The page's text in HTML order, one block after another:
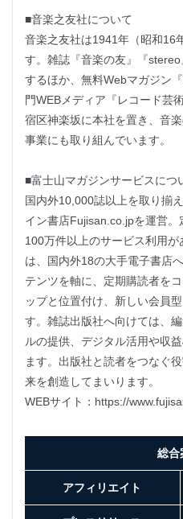
■音楽之友社について
音楽之友社は1941年（昭和16
す。雑誌『音楽の友』『
するほか、無料Webマガジン
門WEBメディア『レコード芸
宿区神楽坂に本社を置き、音
事業にも取り組んでいます。
■富士山マガジンサービスにつ
国内外10,000誌以上を取り揃
イン書店Fujisan.co.jpを運営
100万件以上のサービス利用
は、国内外18の大手電子書店
テンツを軸に、定期購読者を
ップと位置付け、新しい会員
す。雑誌出版社へ向けては、
ルの提供、デジタル活用や収
ます。出版社と読者をつなぐ
来を創造してまいります。
WEBサイト：https://
総合
アフィリエイト